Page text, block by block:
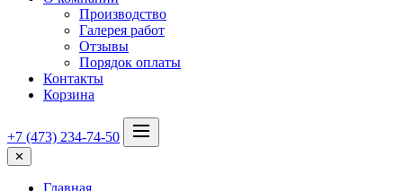
Производство
Галерея работ
Отзывы
Порядок оплаты
Контакты
Корзина
+7 (473) 234-74-50
✕
Главная